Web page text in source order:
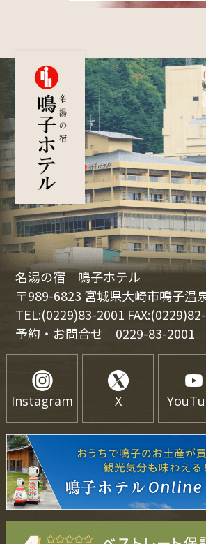
名湯の宿 鳴子ホテル
〒989-6823 宮城県大崎市鳴子温
TEL:(0229)83-2001
予約・お問合せ 0229-83-2001
Instagram X